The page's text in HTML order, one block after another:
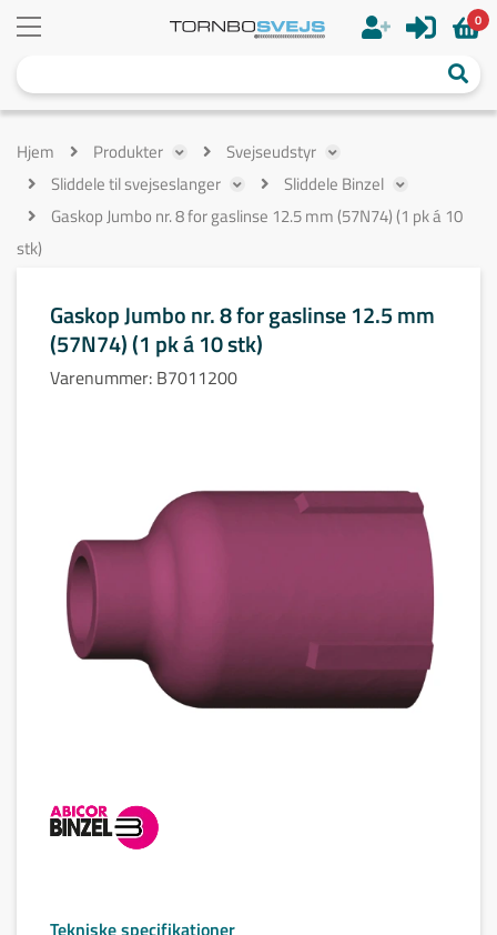
0
Hjem Produkter
Svejseudstyr
Sliddele til svejseslanger
Sliddele Binzel
Gaskop Jumbo nr. 8 for gaslinse 12.5 mm (57N74) (1 pk á 10
stk)
Gaskop Jumbo nr. 8 for gaslinse 12.5 mm
(57N74) (1 pk á 10 stk)
Varenummer: B7011200
Tekniske specifikationer